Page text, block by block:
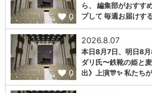
0
ら、 編集部がおすす
プして 毎週お届けす
0
2026.8.07
本日8月7日、明日8
ダリ氏〜鉄靴の姫と
出》上演🎊✨ 私たち